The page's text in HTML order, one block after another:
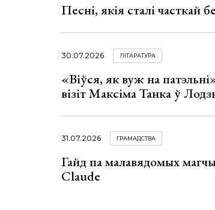
Песні, якія сталі часткай
30.07.2026 ЛІТАРАТУРА
«Віўся, як вуж на
візіт Максіма Танка ў
31.07.2026 ГРАМАДСТВА
Гайд па малавядомых
Claude